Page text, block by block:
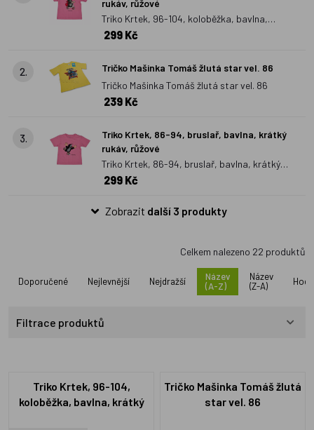
s pohádkovými postavičkami se vyrábí i jako funkční
trička, což ocení rodiče aktivnějších dětí. Také
mikiny
nalezneme i zástupce Čtyřlístku.
rukáv, růžové
Triko Krtek, 96-104, koloběžka, bavlna,
krátký rukáv, růžové
299 Kč
2.
Tričko Mašinka Tomáš žlutá star vel. 86
Tričko Mašinka Tomáš žlutá star vel. 86
239 Kč
3.
Triko Krtek, 86-94, bruslař, bavlna, krátký
rukáv, růžové
Triko Krtek, 86-94, bruslař, bavlna, krátký
rukáv, růžové
299 Kč
Zobrazit další 3 produkty
Celkem nalezeno 22 produktů
Doporučené Nejlevnější Nejdražší
Název
(A-Z)
Název
(Z-A)
Filtrace produktů
Triko Krtek, 96-104,
koloběžka, bavlna, krátký
Tričko Mašinka Tomáš žlutá
star vel. 86